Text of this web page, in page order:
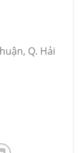
Q. Hải